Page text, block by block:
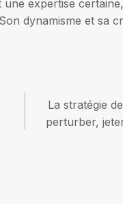
expertise
dynamisme et sa
La stratégie
perturber,